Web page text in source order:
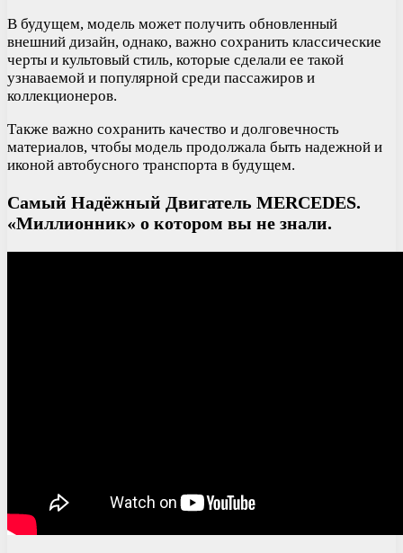
В будущем, модель может получить обновленный
внешний дизайн, однако, важно сохранить классические
черты и культовый стиль, которые сделали ее такой
узнаваемой и популярной среди пассажиров и
коллекционеров.
Также важно сохранить качество и долговечность
материалов, чтобы модель продолжала быть надежной и
иконой автобусного транспорта в будущем.
Самый Надёжный Двигатель MERCEDES.
«Миллионник» о котором вы не знали.